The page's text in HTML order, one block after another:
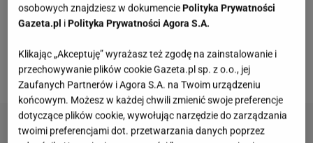
suszonego oregano i gałkę muszkatołową. Nie
żartuję - te kotlety śmiało mogą konkurować z
klasycznymi mielonymi i jestem pewna, że tę
konkurencję wygrają.
osobowych znajdziesz w dokumencie Polityka Prywatności
Gazeta.pl i Polityka Prywatności Agora S.A.
Klikając „Akceptuję” wyrażasz też zgodę na zainstalowanie i
przechowywanie plików cookie Gazeta.pl sp. z o.o., jej
Zaufanych Partnerów i Agora S.A. na Twoim urządzeniu
końcowym. Możesz w każdej chwili zmienić swoje preferencje
dotyczące plików cookie, wywołując narzędzie do zarządzania
twoimi preferencjami dot. przetwarzania danych poprzez